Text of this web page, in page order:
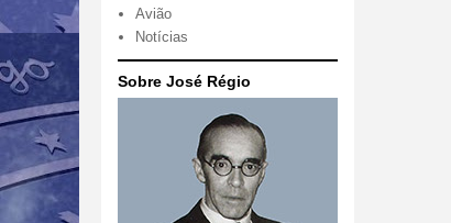
Avião
Notícias
Sobre José Régio